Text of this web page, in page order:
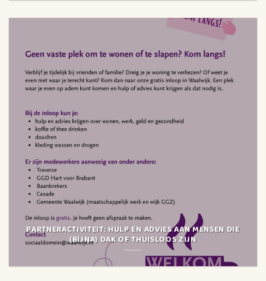
PARTNERACTIVITEIT: HULP EN ADVIES AAN MENSEN DIE
(BIJNA) DAK OF THUISLOOS ZIJN